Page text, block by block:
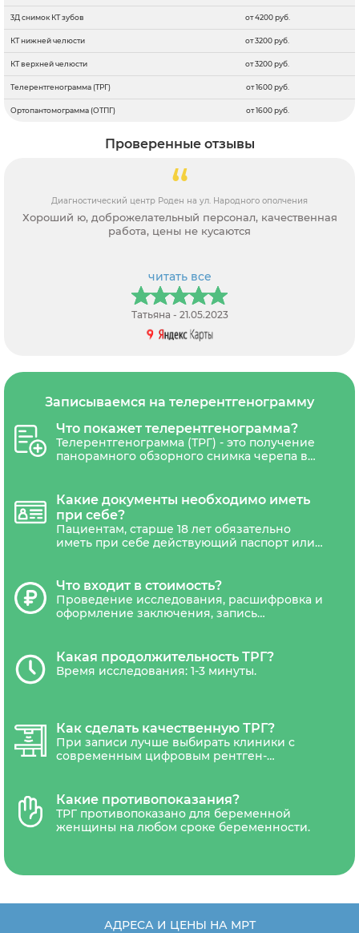
3Д снимок КТ зубов от 4200 руб.
КТ нижней челюсти от 3200 руб.
КТ верхней челюсти от 3200 руб.
Телерентгенограмма (ТРГ) от 1600 руб.
Ортопантомограмма (ОТПГ) от 1600 руб.
Проверенные отзывы
Диагностический центр Роден на ул. Народного ополчения
Хороший ю, доброжелательный персонал, качественная
работа, цены не кусаются
читать все
Татьяна - 21.05.2023
Записываемся на телерентгенограмму
Что покажет телерентгенограмма?
Телерентгенограмма (ТРГ) - это получение
панорамного обзорного снимка черепа в
получения общей картины состояния зубов
и челюстей, а также для выявления
заболеваний, таких как нарушения прикуса,
дисфункция челюсти, костные кисты и
опухоли. ТРГ дает возможность ортодонту и
диагноз и определить дальнейшее
лечение, что, в свою очередь, помогает
сохранить здоровье зубов и челюстей
пациента.
Какие документы необходимо иметь
при себе?
Пациентам, старше 18 лет обязательно
иметь при себе действующий паспорт или
должны сопровождаться уполномоченным
представителем(один из родителей или
законный представитель ребенка)и иметь
направления врача.
Что входит в стоимость?
Проведение исследования, расшифровка и
оформление заключения, запись
Какая продолжительность ТРГ?
Время исследования: 1-3 минуты.
Как сделать качественную ТРГ?
При записи лучше выбирать клиники с
современным цифровым рентген-
облучения.
Какие противопоказания?
ТРГ противопоказано для беременной
женщины на любом сроке беременности.
АДРЕСА И ЦЕНЫ НА МРТ